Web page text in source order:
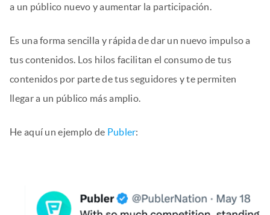
a un público nuevo y aumentar la participación.
Es una forma sencilla y rápida de dar un nuevo impulso a
tus contenidos. Los hilos facilitan el consumo de tus
contenidos por parte de tus seguidores y te permiten
llegar a un público más amplio.
He aquí un ejemplo de Publer: